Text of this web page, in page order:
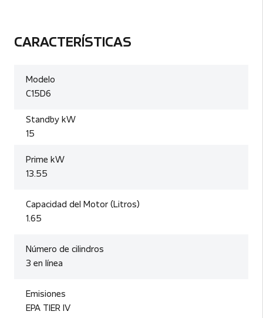
CARACTERÍSTICAS
Modelo
C15D6
Standby kW
15
Prime kW
13.55
Capacidad del Motor (Litros)
1.65
Número de cilindros
3 en línea
Emisiones
EPA TIER IV